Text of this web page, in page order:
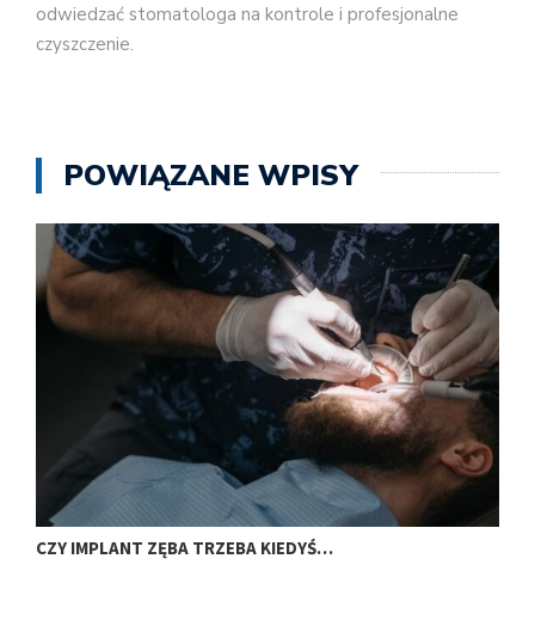
odwiedzać stomatologa na kontrole i profesjonalne
czyszczenie.
POWIĄZANE WPISY
CZY IMPLANT ZĘBA TRZEBA KIEDYŚ…